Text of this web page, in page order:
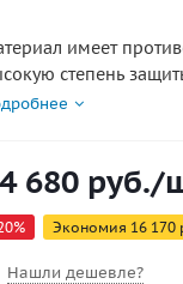
имеет
степень
680 руб./
% Экономия 16 170
Нашли дешевле?